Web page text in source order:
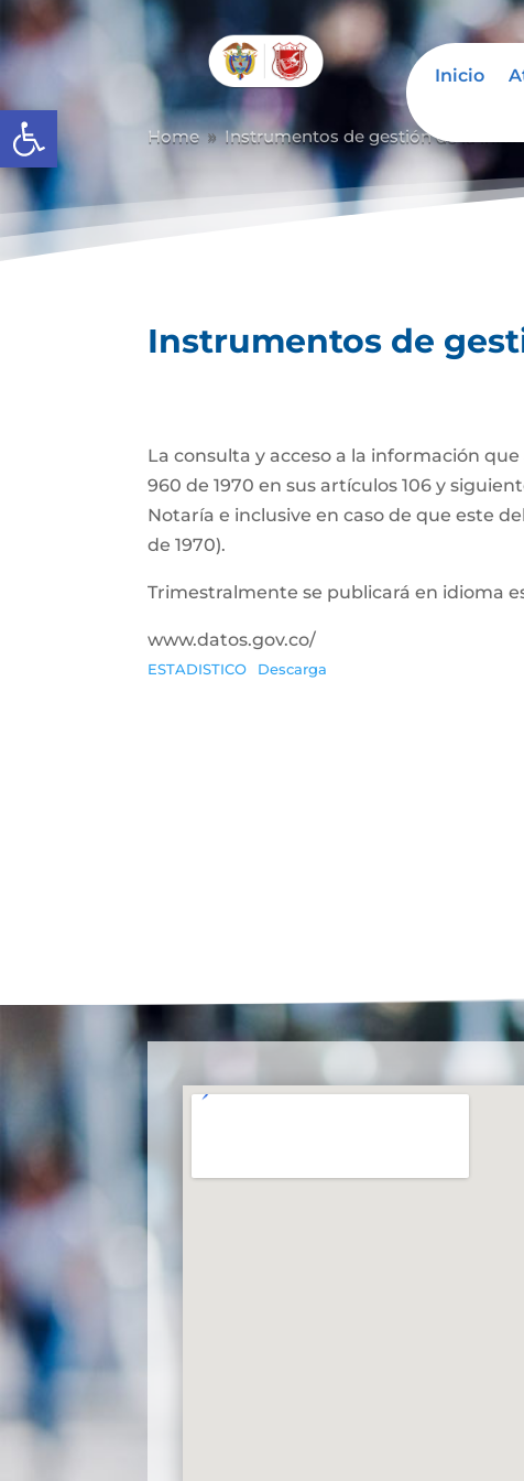
Abrir barra de herramientas
Inicio
Home 9 Instrumentos de gestión de la
Instrumentos de
La consulta y acceso a la información
960 de 1970 en sus artículos 106 y
Notaría e inclusive en caso de que este
de 1970).
Trimestralmente se publicará en idioma
www.datos.gov.co/
ESTADISTICO Descarga